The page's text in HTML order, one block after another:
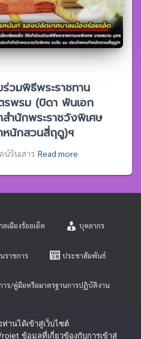
วมพิธีพระราชทาน
พรม (บิดา พันเอก
ำนักพระราชวังพิเศษ
หนักสวนสี่ฤดู)ฯ
น์วันเสาร Read more
ลเมืองร้อยเอ็ด บุคลากร
ราชการ ประชาสัมพันธ์
าร/คู่มือหรือมาตรฐานการปฏิบัติงาน
านได้เข้าสู่เว็บไซต์
ข้อมูลที่เกี่ยวข้องกับการเข้าสู่